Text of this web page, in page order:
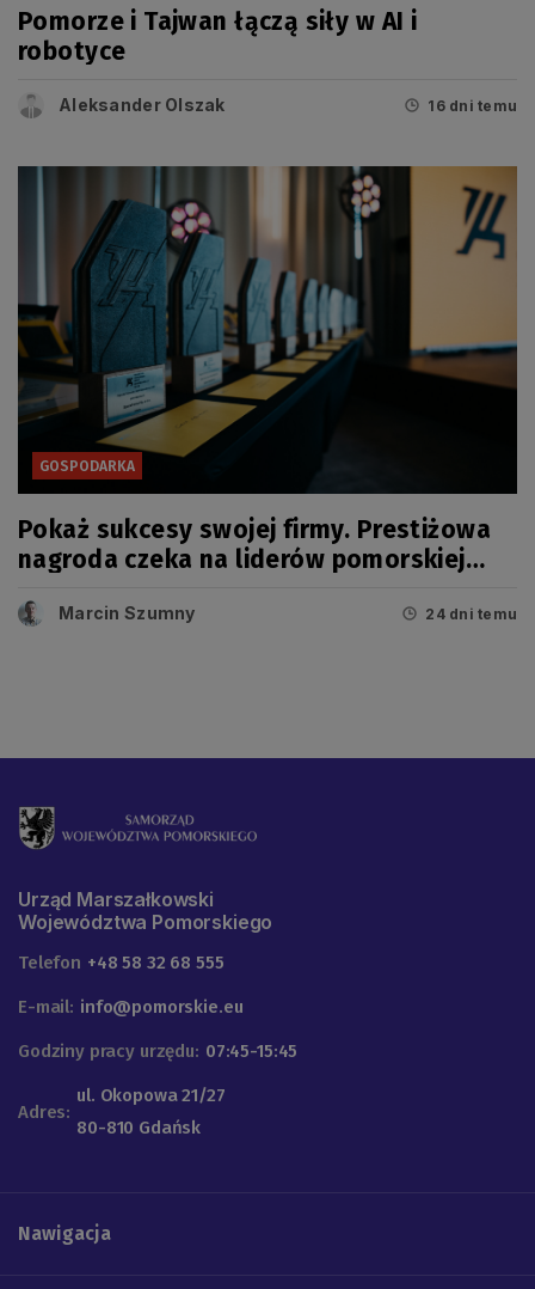
Pomorze i Tajwan łączą siły w AI i
robotyce
Aleksander Olszak 16 dni temu
GOSPODARKA
Pokaż sukcesy swojej firmy. Prestiżowa
nagroda czeka na liderów pomorskiej
Marcin Szumny 24 dni temu
Urząd Marszałkowski
Województwa Pomorskiego
Telefon +48 58 32 68 555
E-mail: info@pomorskie.eu
Godziny pracy urzędu: 07:45-15:45
Adres:
ul. Okopowa 21/27
80-810 Gdańsk
Nawigacja